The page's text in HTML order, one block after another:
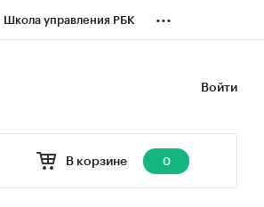
Школа управления РБК ...
Войти
В корзине 0